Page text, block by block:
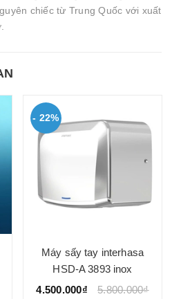
chiếc từ Trung Quốc với xuất
- 22%
Máy sấy tay interhasa
HSD-A 3893 inox
4.500.000₫
5.800.000₫